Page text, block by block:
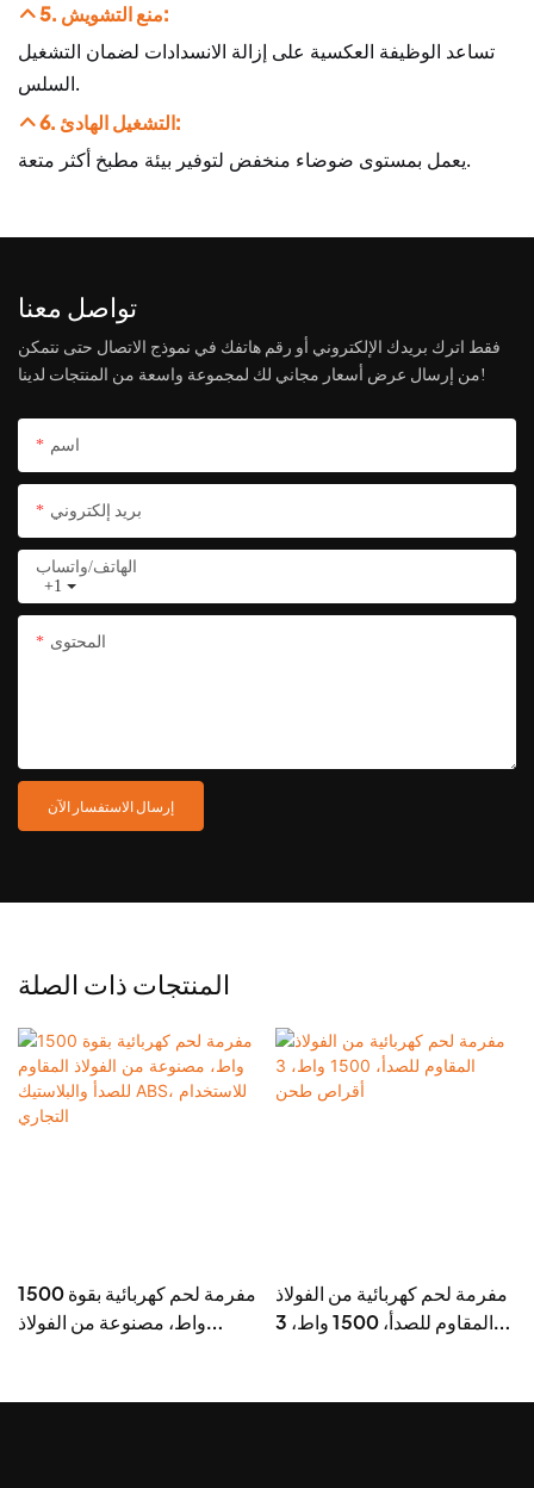
5. منع التشويش:
تساعد الوظيفة العكسية على إزالة الانسدادات لضمان التشغيل
السلس.
6. التشغيل الهادئ:
يعمل بمستوى ضوضاء منخفض لتوفير بيئة مطبخ أكثر متعة.
تواصل معنا
فقط اترك بريدك الإلكتروني أو رقم هاتفك في نموذج الاتصال حتى نتمكن
من إرسال عرض أسعار مجاني لك لمجموعة واسعة من المنتجات لدينا!
اسم
بريد إلكتروني
+1
الهاتف/واتساب
المحتوى
إرسال الاستفسار الآن
المنتجات ذات الصلة
مفرمة لحم كهربائية بقوة 1500
واط، مصنوعة من الفولاذ
مفرمة لحم كهربائية من الفولاذ
المقاوم للصدأ، 1500 واط، 3